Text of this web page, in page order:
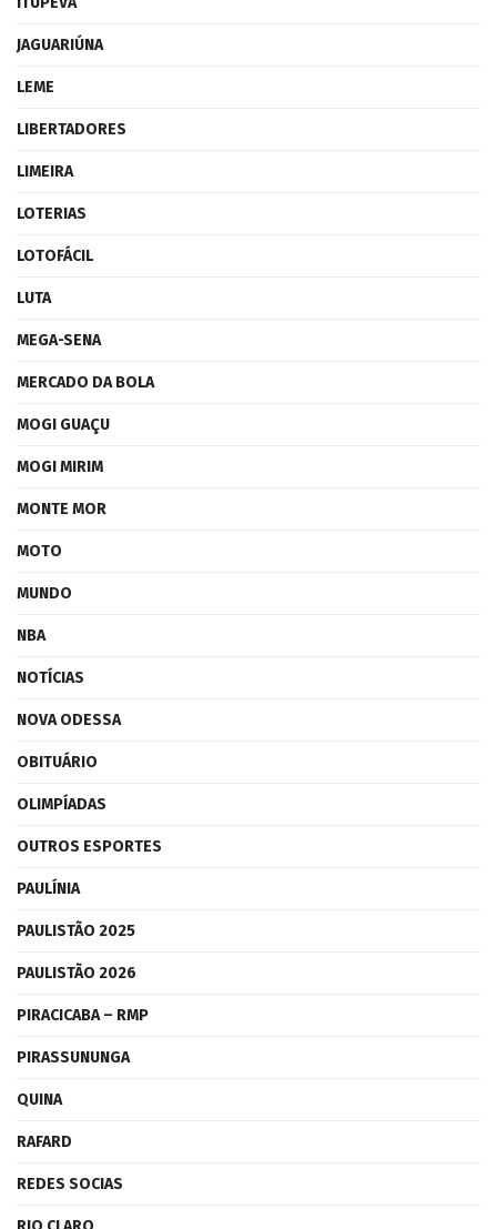
JAGUARIÚNA
LEME
LIBERTADORES
LIMEIRA
LOTERIAS
LOTOFÁCIL
LUTA
MEGA-SENA
MERCADO DA BOLA
MOGI GUAÇU
MOGI MIRIM
MONTE MOR
MOTO
MUNDO
NBA
NOTÍCIAS
NOVA ODESSA
OBITUÁRIO
OLIMPÍADAS
OUTROS ESPORTES
PAULÍNIA
PAULISTÃO 2025
PAULISTÃO 2026
PIRACICABA – RMP
PIRASSUNUNGA
QUINA
RAFARD
REDES SOCIAS